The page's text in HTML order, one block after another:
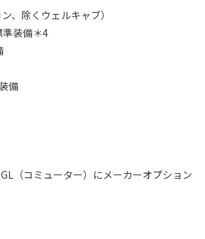
除くウェルキャブ）
装備＊4
備
ミューター）にメーカーオプション